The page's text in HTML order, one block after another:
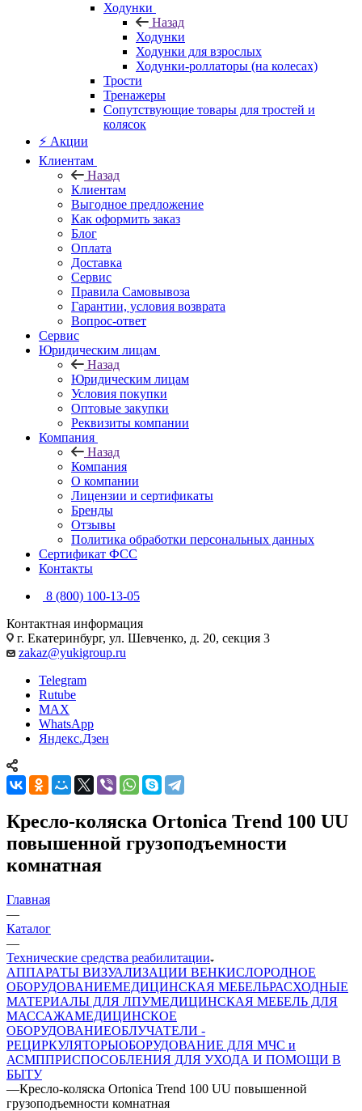
Ходунки
Назад
Ходунки
Ходунки для взрослых
Ходунки-роллаторы (на колесах)
Трости
Тренажеры
Сопутствующие товары для тростей и
колясок
⚡ Акции
Клиентам
Назад
Клиентам
Выгодное предложение
Как оформить заказ
Блог
Оплата
Доставка
Сервис
Правила Самовывоза
Гарантии, условия возврата
Вопрос-ответ
Сервис
Юридическим лицам
Назад
Юридическим лицам
Условия покупки
Оптовые закупки
Реквизиты компании
Компания
Назад
Компания
О компании
Лицензии и сертификаты
Бренды
Отзывы
Политика обработки персональных данных
Сертификат ФСС
Контакты
8 (800) 100-13-05
Контактная информация
г. Екатеринбург, ул. Шевченко, д. 20, секция 3
zakaz@yukigroup.ru
Telegram
Rutube
MAX
WhatsApp
Яндекс.Дзен
Кресло-коляска Ortonica Trend 100 UU
повышенной грузоподъемности
комнатная
Главная
—
Каталог
—
Технические средства реабилитации
АППАРАТЫ ВИЗУАЛИЗАЦИИ ВЕНКИСЛОРОДНОЕ
ОБОРУДОВАНИЕМЕДИЦИНСКАЯ МЕБЕЛЬРАСХОДНЫЕ
МАТЕРИАЛЫ ДЛЯ ЛПУМЕДИЦИНСКАЯ МЕБЕЛЬ ДЛЯ
МАССАЖАМЕДИЦИНСКОЕ
ОБОРУДОВАНИЕОБЛУЧАТЕЛИ -
РЕЦИРКУЛЯТОРЫОБОРУДОВАНИЕ ДЛЯ МЧС и
АСМППРИСПОСОБЛЕНИЯ ДЛЯ УХОДА И ПОМОЩИ В
БЫТУ
—Кресло-коляска Ortonica Trend 100 UU повышенной
грузоподъемности комнатная